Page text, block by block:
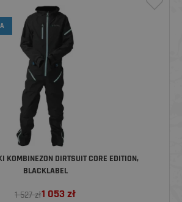
KOMBINEZON DIRTSUIT CORE EDITION,
BLACKLABEL
1 527 zł1 053zł